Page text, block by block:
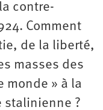
contre-
Comment
de la liberté,
masses des
monde » à la
stalinienne ?